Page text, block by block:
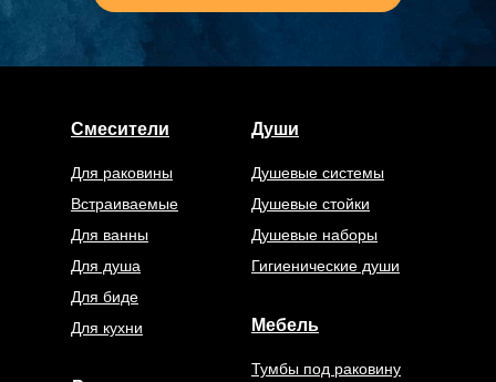
Смесители Души
Душевые системы
Душевые наборы
Гигиенические души
Встраиваемые
Для биде
Для ванны
Для душа
Для раковины
Для кухни Мебель
Душевые стойки
Тумбы под раковину